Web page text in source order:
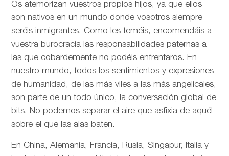
Os atemorizan vuestros propios hijos, ya que ellos
son nativos en un mundo donde vosotros siempre
seréis inmigrantes. Como les teméis, encomendáis a
vuestra burocracia las responsabilidades paternas a
las que cobardemente no podéis enfrentaros. En
nuestro mundo, todos los sentimientos y expresiones
de humanidad, de las más viles a las más angelicales,
son parte de un todo único, la conversación global de
bits. No podemos separar el aire que asfixia de aquél
sobre el que las alas baten.
En China, Alemania, Francia, Rusia, Singapur, Italia y